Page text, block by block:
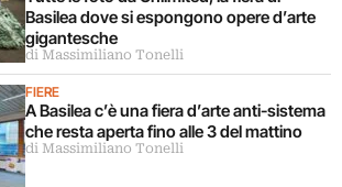
Basilea dove si espongono opere d’arte
gigantesche
di Massimiliano Tonelli
FIERE
A Basilea c’è una fiera d’arte anti-sistema
che resta aperta fino alle 3 del mattino
di Massimiliano Tonelli